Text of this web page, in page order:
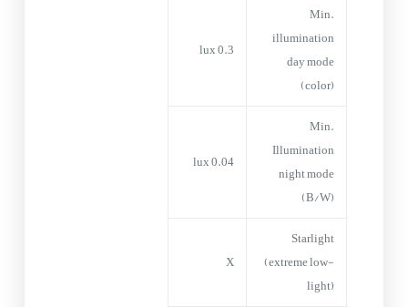
Min.
illumination
day mode
(color)
0.3 lux
Min.
Illumination
night mode
(B/W)
0.04 lux
Starlight
(extreme low-
light)
X